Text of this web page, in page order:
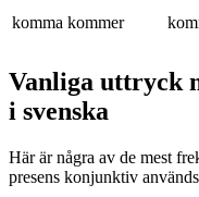
komma kommer
Vanliga uttryck
i svenska
Här är några av de mest
presens konjunktiv